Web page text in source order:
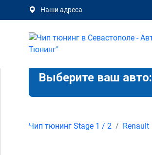
Наши адреса
Выберите ваш авто:
Чип тюнинг Stage 1 / 2 Renault